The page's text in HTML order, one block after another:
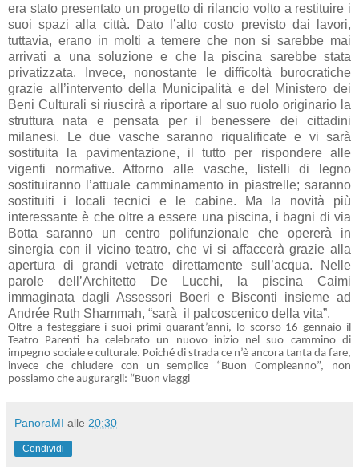
era stato presentato un progetto di rilancio volto a restituire i
suoi spazi alla città. Dato l’alto costo previsto dai lavori,
tuttavia, erano in molti a temere che non si sarebbe mai
arrivati a una soluzione e che la piscina sarebbe stata
privatizzata. Invece, nonostante le difficoltà burocratiche
grazie all’intervento della Municipalità e del Ministero dei
Beni Culturali si riuscirà a riportare al suo ruolo originario la
struttura nata e pensata per il benessere dei cittadini
milanesi. Le due vasche saranno riqualificate e vi sarà
sostituita la pavimentazione, il tutto per rispondere alle
vigenti normative. Attorno alle vasche, listelli di legno
sostituiranno l’attuale camminamento in piastrelle; saranno
sostituiti i locali tecnici e le cabine. Ma la novità più
interessante è che oltre a essere una piscina, i bagni di via
Botta saranno un centro polifunzionale che opererà in
sinergia con il vicino teatro, che vi si affaccerà grazie alla
apertura di grandi vetrate direttamente sull’acqua. Nelle
parole dell’Architetto De Lucchi, la piscina Caimi
immaginata dagli Assessori Boeri e Bisconti insieme ad
Andrée Ruth Shammah, “sarà il palcoscenico della vita”.
Oltre a festeggiare i suoi primi quarant’anni, lo scorso 16 gennaio il
Teatro Parenti ha celebrato un nuovo inizio nel suo cammino di
impegno sociale e culturale. Poiché di strada ce n’è ancora tanta da fare,
invece che chiudere con un semplice “Buon Compleanno”, non
possiamo che augurargli: “Buon viaggi
PanoraMI alle 20:30
Condividi